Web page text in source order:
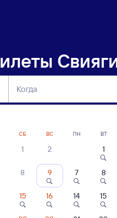
Когда
— Уссурийск
и прибытие по местному
СБ ВС
1 2
8 9
15 16
ПН ВТ
1
7 8
14 15